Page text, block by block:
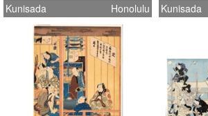
Kunisada Honolulu Kunisada